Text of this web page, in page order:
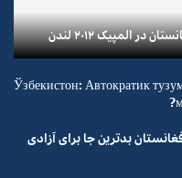
المپیک ۲۰۱۲ لندن
Ўзбекистон: Автократик
بدترین جا برای آزادی